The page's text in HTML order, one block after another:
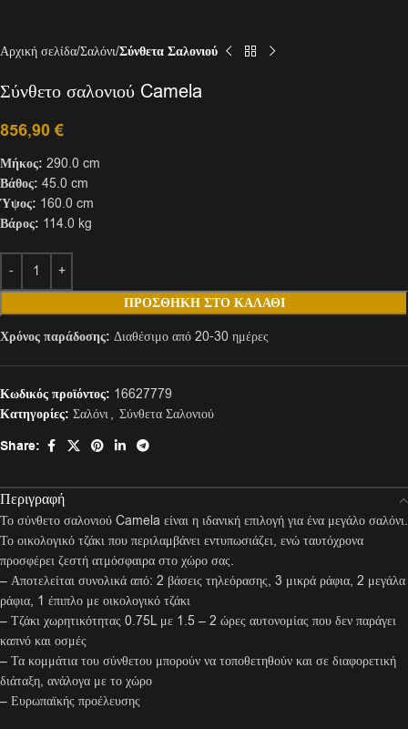
Αρχική σελίδα Σαλόνι Σύνθετα Σαλονιού
Σύνθετο σαλονιού Camela
856,90€
Μήκος: 290.0 cm
Βάθος: 45.0 cm
Ύψος: 160.0 cm
Βάρος: 114.0 kg
ΠΡΟΣΘΉΚΗ ΣΤΟ ΚΑΛΆΘΙ
Χρόνος παράδοσης: Διαθέσιμο από 20-30 ημέρες
Κωδικός προϊόντος: 16627779
Κατηγορίες: Σαλόνι, Σύνθετα Σαλονιού
Share:
Περιγραφή
Το σύνθετο σαλονιού Camela είναι η ιδανική επιλογή για ένα μεγάλο σαλόνι.
Το οικολογικό τζάκι που περιλαμβάνει εντυπωσιάζει, ενώ ταυτόχρονα
προσφέρει ζεστή ατμόσφαιρα στο χώρο σας.
– Αποτελείται συνολικά από: 2 βάσεις τηλεόρασης, 3 μικρά ράφια, 2 μεγάλα
ράφια, 1 έπιπλο με οικολογικό τζάκι
– Τζάκι χωρητικότητας 0.75L με 1.5 – 2 ώρες αυτονομίας που δεν παράγει
καπνό και οσμές
– Τα κομμάτια του σύνθετου μπορούν να τοποθετηθούν και σε διαφορετική
διάταξη, ανάλογα με το χώρο
– Ευρωπαϊκής προέλευσης